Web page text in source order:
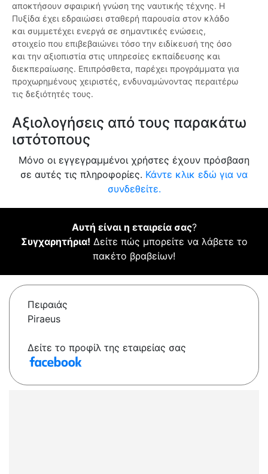
αποκτήσουν σφαιρική γνώση της ναυτικής τέχνης. Η
Πυξίδα έχει εδραιώσει σταθερή παρουσία στον κλάδο
και συμμετέχει ενεργά σε σημαντικές ενώσεις,
στοιχείο που επιβεβαιώνει τόσο την ειδίκευσή της όσο
και την αξιοπιστία στις υπηρεσίες εκπαίδευσης και
διεκπεραίωσης. Επιπρόσθετα, παρέχει προγράμματα για
προχωρημένους χειριστές, ενδυναμώνοντας περαιτέρω
τις δεξιότητές τους.
Αξιολογήσεις από τους παρακάτω
ιστότοπους
Μόνο οι εγγεγραμμένοι χρήστες έχουν πρόσβαση
σε αυτές τις πληροφορίες. Κάντε κλικ εδώ για να
συνδεθείτε.
Αυτή είναι η εταιρεία σας?
Συγχαρητήρια! Δείτε πώς μπορείτε να λάβετε το
πακέτο βραβείων!
Πειραιάς
Piraeus
Δείτε το προφίλ της εταιρείας σας